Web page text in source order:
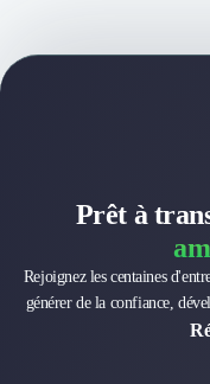
Prêt à
Rejoignez les centaines
générer de la confiance,